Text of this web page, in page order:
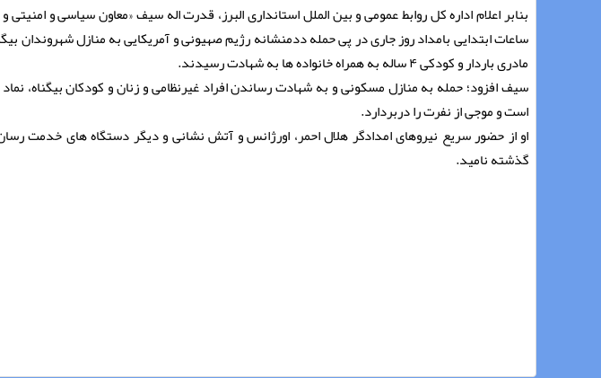
بنابر اعلام اداره کل روابط عمومی و بین الملل استانداری البرز، قدرت اله سیف «معاون سیاسی و امنیتی
ساعات ابتدایی بامداد روز جاری در پی حمله ددمنشانه رژیم صهیونی و آمریکایی به منازل شهروندان
مادری باردار و کودکی ۴ ساله به همراه خانواده ها به شهادت رسیدند.
سیف افزود؛ حمله به منازل مسکونی و به شهادت رساندن افراد غیرنظامی و زنان و کودکان بیگناه،
است و موجی از نفرت را دربردارد.
او از حضور سریع نیروهای امدادگر هلال احمر، اورژانس و آتش نشانی و دیگر دستگاه های خدمت
گذشته نامید.